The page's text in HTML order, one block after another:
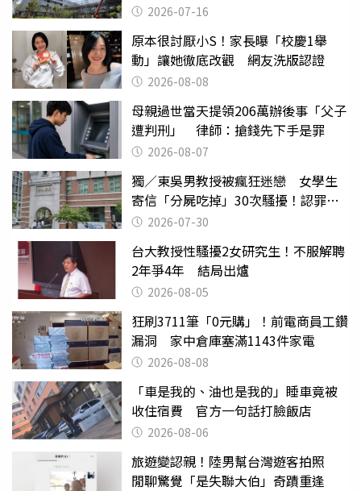
2026-07-16
原本很討厭小S！家長曝「校慶1舉
動」讓她徹底改觀 網友洗版認證
2026-08-08
母親過世當天提領206萬辦後事「父子
遭判刑」 律師：搶錢先下手是罪
2026-08-07
獨／東吳男教授被瘋狂迷戀 女學生
寄信「分屍吃掉」30次騷擾！認罪免
關 2026-07-30
台大教授性騷擾2女研究生！不服解聘
2年爭4年 結局出爐
2026-08-05
狂刷3711筆「0元購」！前電商員工鑽
漏洞 家中倉庫塞滿1143件家電
2026-08-08
「車是我的、油也是我的」睡車竟被
收住宿費 官方一句話打臉飯店
2026-08-06
旅遊變認親！陸男幫台灣遊客拍照
閒聊驚覺「是失聯大伯」奇蹟重逢